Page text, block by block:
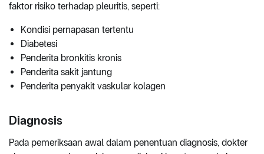
faktor risiko terhadap pleuritis, seperti:
Kondisi pernapasan tertentu
Diabetesi
Penderita bronkitis kronis
Penderita sakit jantung
Penderita penyakit vaskular kolagen
Diagnosis
Pada pemeriksaan awal dalam penentuan diagnosis, dokter